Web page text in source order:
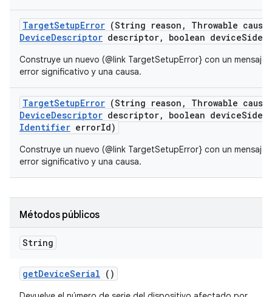
TargetSetupError (String reason , Throwable cause
DeviceDescriptor descriptor, boolean deviceSide)
Construye un nuevo (@link TargetSetupError} con un mensaje
error significativo y una causa.
TargetSetupError (String reason , Throwable cause
DeviceDescriptor descriptor, boolean deviceSide
Identifier errorId)
Construye un nuevo (@link TargetSetupError} con un mensaje
error significativo y una causa.
Métodos públicos
String
getDeviceSerial ()